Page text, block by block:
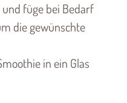
füge bei Bedarf
die gewünschte
in ein Glas